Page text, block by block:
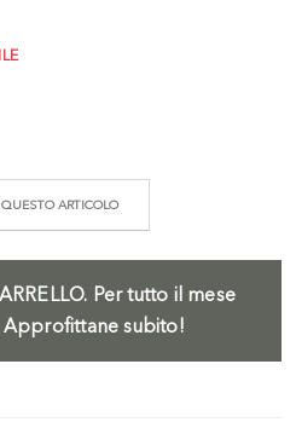
ARTICOLO
Per tutto il mese
subito!